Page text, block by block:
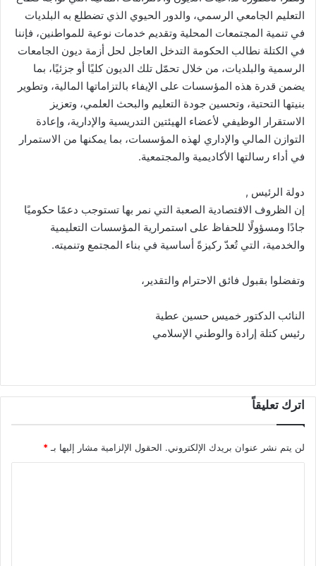
التعليم الجامعي الرسمي، والدور الحيوي الذي تضطلع به البلديات
في تنمية المجتمعات المحلية وتقديم خدمات نوعية للمواطنين، فإننا
في الكتلة نطالب الحكومة التدخل العاجل لحل أزمة ديون الجامعات
الرسمية والبلديات، من خلال تحمّل تلك الديون كليًا أو جزئيًا، بما
يضمن قدرة هذه المؤسسات على الإيفاء بالتزاماتها المالية، وتطوير
بنيتها التحتية، وتحسين جودة التعليم والبحث العلمي، وتعزيز
الاستقرار الوظيفي لأعضاء الهيئتين التدريسية والإدارية، وإعادة
التوازن المالي والإداري لهذه المؤسسات، بما يمكنها من الاستمرار
في أداء رسالتها الأكاديمية والمجتمعية.
دولة الرئيس ,
إن الظروف الاقتصادية الصعبة التي نمر بها تستوجب دعمًا حكوميًا
جادًا ومسؤولًا للحفاظ على استمرارية المؤسسات التعليمية
والخدمية، التي تُعدّ ركيزةً أساسية في بناء المجتمع وتنميته.
وتفضلوا بقبول فائق الاحترام والتقدير،
النائب الدكتور خميس حسين عطية
رئيس كتلة إرادة والوطني الإسلامي
اترك تعليقاً
لن يتم نشر عنوان بريدك الإلكتروني. الحقول الإلزامية مشار إليها بـ *